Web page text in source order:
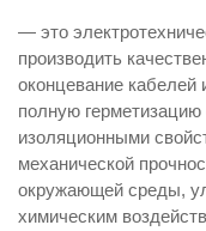
— это
производить
оконцевание кабелей
полную
изоляционными
механической
окружающей среды,
химическим